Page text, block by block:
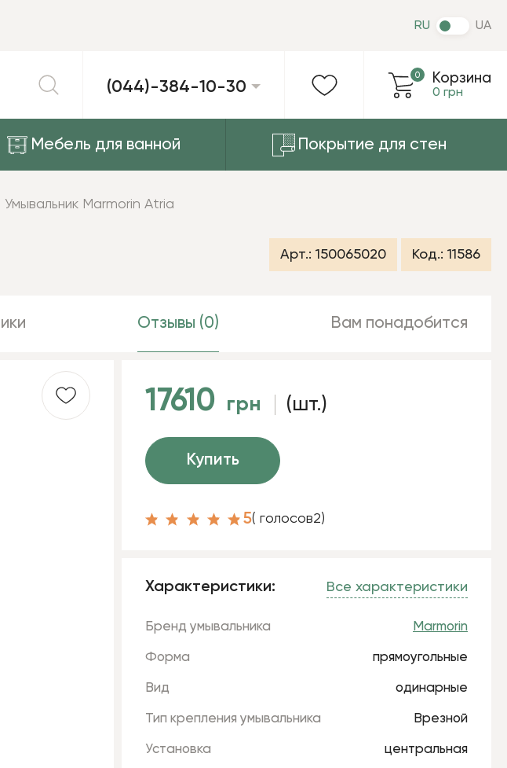
(044)-384-10-30
Корзина
0 грн
0
RU UA
Мебель для ванной Покрытие для стен
Умывальник Marmorin Atria
Арт.: 150065020 Код.: 11586
Отзывы (0) Вам понадобится
17610 грн (шт.)
Купить
5( голосов2)
Характеристики: Все характеристики
Бренд умывальника Marmorin
Форма прямоугольные
Вид одинарные
Тип крепления умывальника Врезной
Установка центральная